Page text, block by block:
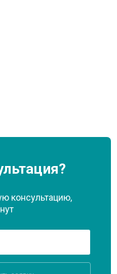
консультацию,